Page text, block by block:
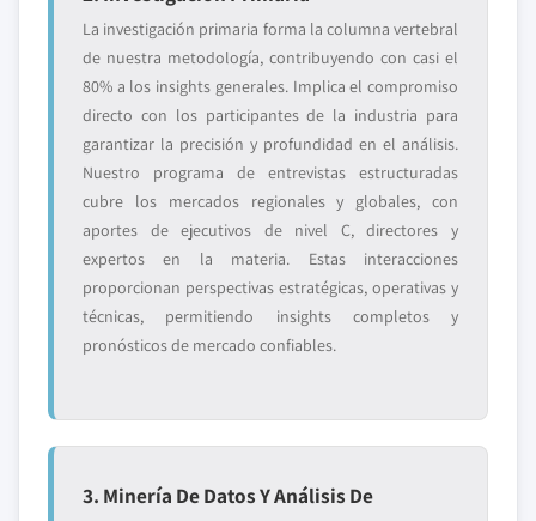
La investigación primaria forma la columna vertebral
de nuestra metodología, contribuyendo con casi el
80% a los insights generales. Implica el compromiso
directo con los participantes de la industria para
garantizar la precisión y profundidad en el análisis.
Nuestro programa de entrevistas estructuradas
cubre los mercados regionales y globales, con
aportes de ejecutivos de nivel C, directores y
expertos en la materia. Estas interacciones
proporcionan perspectivas estratégicas, operativas y
técnicas, permitiendo insights completos y
pronósticos de mercado confiables.
3. Minería De Datos Y Análisis De